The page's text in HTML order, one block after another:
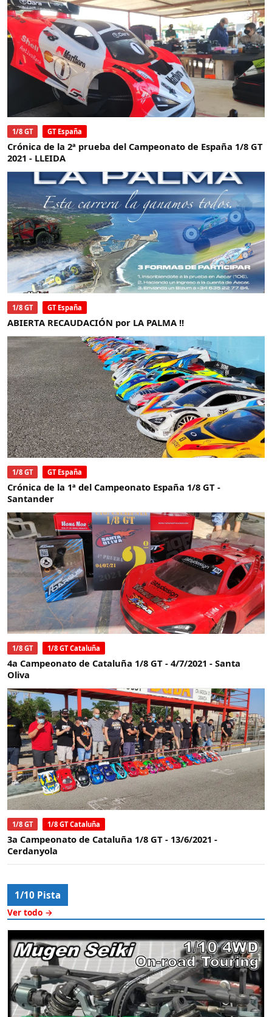
1/8 GT GT España
Crónica de la 2ª prueba del Campeonato de España 1/8 GT
2021 - LLEIDA
1/8 GT GT España
ABIERTA RECAUDACIÓN por LA PALMA !!
1/8 GT GT España
Crónica de la 1ª del Campeonato España 1/8 GT -
Santander
1/8 GT 1/8 GT Cataluña
4a Campeonato de Cataluña 1/8 GT - 4/7/2021 - Santa
Oliva
1/8 GT 1/8 GT Cataluña
3a Campeonato de Cataluña 1/8 GT - 13/6/2021 -
Cerdanyola
1/10 Pista
Ver todo →